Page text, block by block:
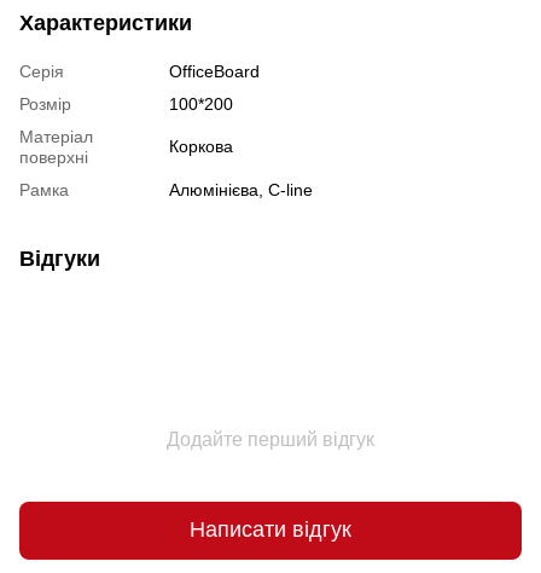
Характеристики
Серія
OfficeBoard
Розмір
100*200
Матеріал
поверхні
Коркова
Рамка Алюмінієва, C-line
Відгуки
Додайте перший відгук
Написати відгук